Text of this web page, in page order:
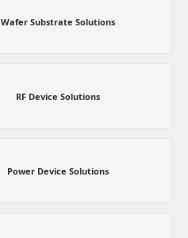
Wafer Substrate Solutions
RF Device Solutions
Power Device Solutions